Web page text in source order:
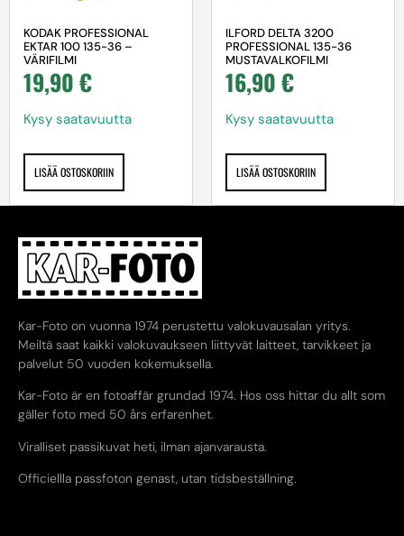
KODAK PROFESSIONAL
EKTAR 100 135-36 –
VÄRIFILMI
19,90€
Kysy saatavuutta
LISÄÄ OSTOSKORIIN
ILFORD DELTA 3200
PROFESSIONAL 135-36
MUSTAVALKOFILMI
16,90€
Kysy saatavuutta
LISÄÄ OSTOSKORIIN
Kar-Foto on vuonna 1974 perustettu valokuvausalan yritys.
Meiltä saat kaikki valokuvaukseen liittyvät laitteet, tarvikkeet ja
palvelut 50 vuoden kokemuksella.
Kar-Foto är en fotoaffär grundad 1974. Hos oss hittar du allt som
gäller foto med 50 års erfarenhet.
Viralliset passikuvat heti, ilman ajanvarausta.
Officiellla passfoton genast, utan tidsbeställning.